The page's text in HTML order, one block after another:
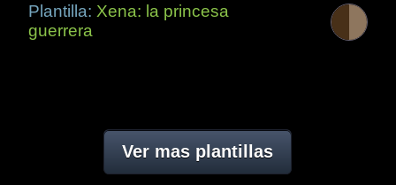
Plantilla: Xena: la princesa
guerrera
Ver mas plantillas